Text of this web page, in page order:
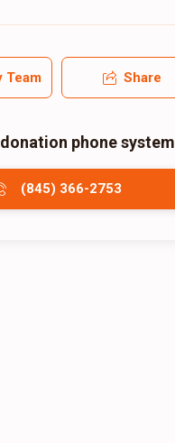
Team Share
phone system
(845) 366-2753